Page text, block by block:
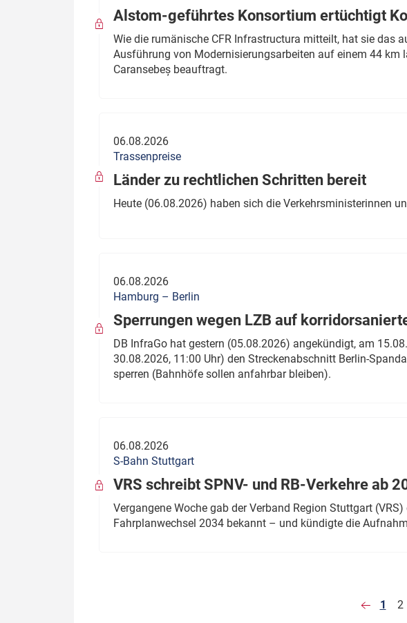
Alstom-geführtes Konsortium ertüchtigt
Wie die rumänische CFR Infrastructura mitteilt, hat sie das
Ausführung von Modernisierungsarbeiten auf einem 44 km
Caransebeș beauftragt.
06.08.2026
Trassenpreise
Länder zu rechtlichen Schritten bereit
Heute (06.08.2026) haben sich die Verkehrsministerinnen
06.08.2026
Hamburg – Berlin
Sperrungen wegen LZB auf
DB InfraGo hat gestern (05.08.2026) angekündigt, am
30.08.2026, 11:00 Uhr) den Streckenabschnitt Berlin-
sperren (Bahnhöfe sollen anfahrbar bleiben).
06.08.2026
S-Bahn Stuttgart
VRS schreibt SPNV- und RB-Verkehre ab
Vergangene Woche gab der Verband Region Stuttgart
Fahrplanwechsel 2034 bekannt – und kündigte die
1 2